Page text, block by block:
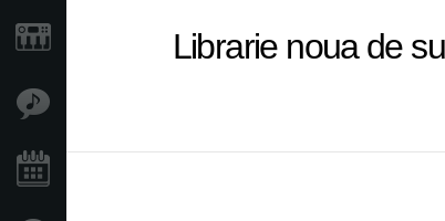
Librarie noua de